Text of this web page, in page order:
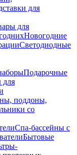
для
для
Новогодние
Светодиодные
Подарочные
для
поддоны,
со
Спа-бассейны с
Бытовые